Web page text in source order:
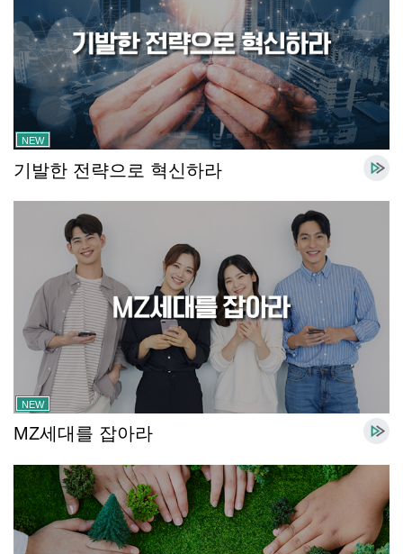
NEW
기발한 전략으로 혁신하라
NEW
MZ세대를 잡아라